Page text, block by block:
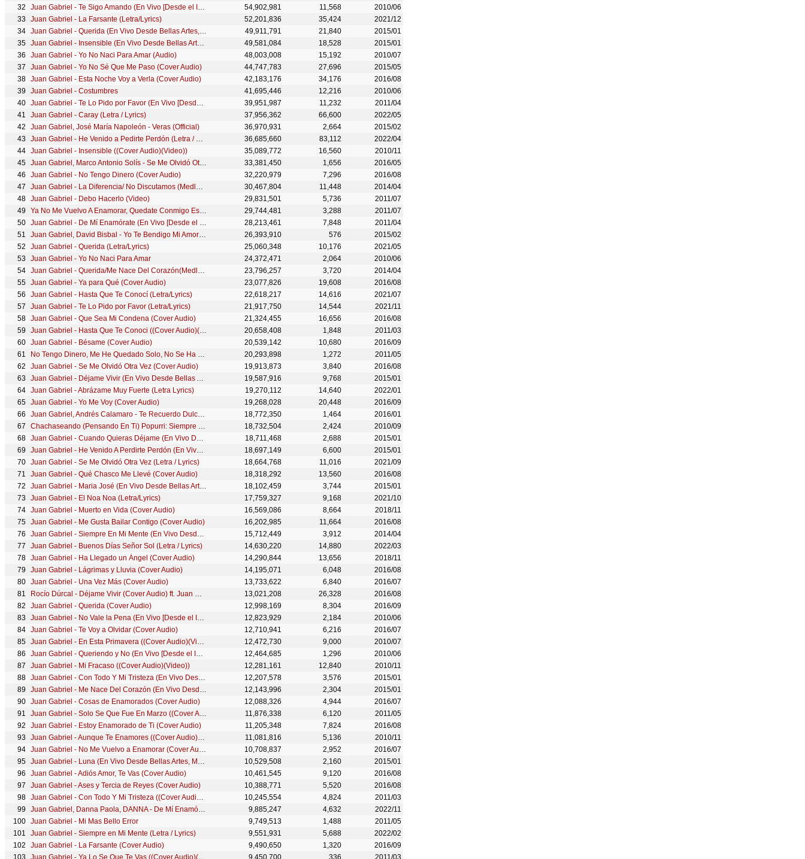
Juan Gabriel - Te Sigo Amando (En Vivo [Desde el Instituto Nacional de Bellas Artes])
54,902,981 11,568
2010/06
Juan Gabriel - La Farsante (Letra/Lyrics)
52,201,836 35,424
2021/12
Juan Gabriel - Querida (En Vivo Desde Bellas Artes, México/ 2013)
49,911,791 21,840
2015/01
Juan Gabriel - Insensible (En Vivo Desde Bellas Artes, México/ 2013)
49,581,084 18,528
2015/01
Juan Gabriel - Yo No Naci Para Amar (Audio)
48,003,008 15,192
2010/07
Juan Gabriel - Yo No Sé Que Me Paso (Cover Audio)
44,747,783 27,696
2015/05
Juan Gabriel - Esta Noche Voy a Verla (Cover Audio)
42,183,176 34,176
2016/08
Juan Gabriel - Costumbres
41,695,446 12,216
2010/06
Juan Gabriel - Te Lo Pido por Favor (En Vivo [Desde el Instituto Nacional de Bellas Artes])
39,951,987 11,232
2011/04
Juan Gabriel - Caray (Letra / Lyrics)
37,956,362 66,600
2022/05
Juan Gabriel, José María Napoleón - Veras (Official)
36,970,931 2,664
2015/02
Juan Gabriel - He Venido a Pedirte Perdón (Letra / Lyrics)
36,685,660 83,112
2022/04
Juan Gabriel - Insensible ((Cover Audio)(Video))
35,089,772 16,560
2010/11
Juan Gabriel, Marco Antonio Solís - Se Me Olvidó Otra Vez
33,381,450 1,656
2016/05
Juan Gabriel - No Tengo Dinero (Cover Audio)
32,220,979 7,296
2016/08
Juan Gabriel - La Diferencia/ No Discutamos (Medley/En Vivo Desde Bellas Artes, México/ 2013)
30,467,804 11,448
2014/04
Juan Gabriel - Debo Hacerlo (Video)
29,831,501 5,736
2011/07
Ya No Me Vuelvo A Enamorar, Quedate Conmigo Esta Noche, Tenias Que Ser Tan Cruel: Popurri (Video)
29,744,481 3,288
2011/07
Juan Gabriel - De Mí Enamórate (En Vivo [Desde el Instituto Nacional de Bellas Artes])
28,213,461 7,848
2011/04
Juan Gabriel, David Bisbal - Yo Te Bendigo Mi Amor (Official)
26,393,910 576
2015/02
Juan Gabriel - Querida (Letra/Lyrics)
25,060,348 10,176
2021/05
Juan Gabriel - Yo No Naci Para Amar
24,372,471 2,064
2010/06
Juan Gabriel - Querida/Me Nace Del Corazón(Medley/En Vivo Desde Bellas Artes, México/ 2013)
23,796,257 3,720
2014/04
Juan Gabriel - Ya para Qué (Cover Audio)
23,077,826 19,608
2016/08
Juan Gabriel - Hasta Que Te Conocí (Letra/Lyrics)
22,618,217 14,616
2021/07
Juan Gabriel - Te Lo Pido por Favor (Letra/Lyrics)
21,917,750 14,544
2021/11
Juan Gabriel - Que Sea Mi Condena (Cover Audio)
21,324,455 16,656
2016/08
Juan Gabriel - Hasta Que Te Conoci ((Cover Audio)(Video))
20,658,408 1,848
2011/03
Juan Gabriel - Bésame (Cover Audio)
20,539,142 10,680
2016/09
No Tengo Dinero, Me He Quedado Solo, No Se Ha Dado Cuenta, Buenos Dias Señor Sol (Popurri)
20,293,898 1,272
2011/05
Juan Gabriel - Se Me Olvidó Otra Vez (Cover Audio)
19,913,873 3,840
2016/08
Juan Gabriel - Déjame Vivir (En Vivo Desde Bellas Artes, México/ 2013)
19,587,916 9,768
2015/01
Juan Gabriel - Abrázame Muy Fuerte (Letra Lyrics)
19,270,112 14,640
2022/01
Juan Gabriel - Yo Me Voy (Cover Audio)
19,268,028 20,448
2016/09
Juan Gabriel, Andrés Calamaro - Te Recuerdo Dulcemente
18,772,350 1,464
2016/01
Chachaseando (Pensando En Ti) Popurri: Siempre En Mi Mente/Mentira/Nadie Es Como Tu/Par...
18,732,504 2,424
2010/09
Juan Gabriel - Cuando Quieras Déjame (En Vivo Desde Bellas Artes, México/ 2013)
18,711,468 2,688
2015/01
Juan Gabriel - He Venido A Perdirte Perdón (En Vivo Desde Bellas Artes, México/ 2013)
18,697,149 6,600
2015/01
Juan Gabriel - Se Me Olvidó Otra Vez (Letra / Lyrics)
18,664,768 11,016
2021/09
Juan Gabriel - Qué Chasco Me Llevé (Cover Audio)
18,318,292 13,560
2016/08
Juan Gabriel - Maria José (En Vivo Desde Bellas Artes, México/ 2013)
18,102,459 3,744
2015/01
Juan Gabriel - El Noa Noa (Letra/Lyrics)
17,759,327 9,168
2021/10
Juan Gabriel - Muerto en Vida (Cover Audio)
16,569,086 8,664
2018/11
Juan Gabriel - Me Gusta Bailar Contigo (Cover Audio)
16,202,985 11,664
2016/08
Juan Gabriel - Siempre En Mi Mente (En Vivo Desde Bellas Artes, México/ 2013)
15,712,449 3,912
2014/04
Juan Gabriel - Buenos Días Señor Sol (Letra / Lyrics)
14,630,220 14,880
2022/03
Juan Gabriel - Ha Llegado un Ángel (Cover Audio)
14,290,844 13,656
2018/11
Juan Gabriel - Lágrimas y Lluvia (Cover Audio)
14,195,071 6,048
2016/08
Juan Gabriel - Una Vez Más (Cover Audio)
13,733,622 6,840
2016/07
Rocío Dúrcal - Déjame Vivir (Cover Audio) ft. Juan Gabriel
13,021,208 26,328
2016/08
Juan Gabriel - Querida (Cover Audio)
12,998,169 8,304
2016/09
Juan Gabriel - No Vale la Pena (En Vivo [Desde el Instituto Nacional de Bellas Artes])
12,823,929 2,184
2010/06
Juan Gabriel - Te Voy a Olvidar (Cover Audio)
12,710,941 6,216
2016/07
Juan Gabriel - En Esta Primavera ((Cover Audio)(Video))
12,472,730 9,000
2010/07
Juan Gabriel - Queriendo y No (En Vivo [Desde el Instituto Nacional de Bellas Artes])
12,464,685 1,296
2010/06
Juan Gabriel - Mi Fracaso ((Cover Audio)(Video))
12,281,161 12,840
2010/11
Juan Gabriel - Con Todo Y Mi Tristeza (En Vivo Desde Bellas Artes, México/ 2013)
12,207,578 3,576
2015/01
Juan Gabriel - Me Nace Del Corazón (En Vivo Desde Bellas Artes, México/ 2013)
12,143,996 2,304
2015/01
Juan Gabriel - Cosas de Enamorados (Cover Audio)
12,088,326 4,944
2016/07
Juan Gabriel - Solo Se Que Fue En Marzo ((Cover Audio)(Video))
11,876,338 6,120
2011/05
Juan Gabriel - Estoy Enamorado de Ti (Cover Audio)
11,205,348 7,824
2016/08
Juan Gabriel - Aunque Te Enamores ((Cover Audio)(Video))
11,081,816 5,136
2010/11
Juan Gabriel - No Me Vuelvo a Enamorar (Cover Audio)
10,708,837 2,952
2016/07
Juan Gabriel - Luna (En Vivo Desde Bellas Artes, México/ 2013)
10,529,508 2,160
2015/01
Juan Gabriel - Adiós Amor, Te Vas (Cover Audio)
10,461,545 9,120
2016/08
Juan Gabriel - Ases y Tercia de Reyes (Cover Audio)
10,388,771 5,520
2016/08
Juan Gabriel - Con Todo Y Mi Tristeza ((Cover Audio)(Video))
10,245,554 4,824
2011/03
Juan Gabriel, Danna Paola, DANNA - De Mí Enamórate (Official)
9,885,247 4,632
2022/11
Juan Gabriel - Mi Mas Bello Error
9,749,513 1,488
2011/05
Juan Gabriel - Siempre en Mi Mente (Letra / Lyrics)
9,551,931 5,688
2022/02
Juan Gabriel - La Farsante (Cover Audio)
9,490,650 1,320
2016/09
Juan Gabriel - Ya Lo Se Que Te Vas ((Cover Audio)(Video))
9,450,700 336
2011/03